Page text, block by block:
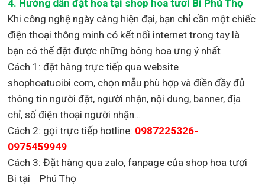
4. Hướng dẫn đặt hoa tại shop hoa tươi Bi Phú Thọ
Khi công nghệ ngày càng hiện đại, bạn chỉ cần một chiếc
điện thoại thông minh có kết nối internet trong tay là
bạn có thể đặt được những bông hoa ưng ý nhất
Cách 1: đặt hàng trực tiếp qua website
shophoatuoibi.com, chọn mẫu phù hợp và điền đầy đủ
thông tin người đặt, người nhận, nội dung, banner, địa
chỉ, số điện thoại người nhận…
Cách 2: gọi trực tiếp hotline: 0987225326-
0975459949
Cách 3: Đặt hàng qua zalo, fanpage của shop hoa tươi
Bi tại Phú Thọ